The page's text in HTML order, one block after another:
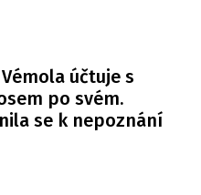
účtuje s
po svém.
se k nepoznání